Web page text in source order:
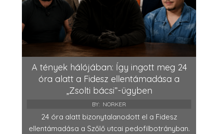
A tények hálójában: Így ingott meg 24
óra alatt a Fidesz ellentámadása a
„Zsolti bácsi”-ügyben
BY: NORKER
24 óra alatt bizonytalanodott el a Fidesz
ellentámadása a Szőlő utcai pedofilbotrányban.